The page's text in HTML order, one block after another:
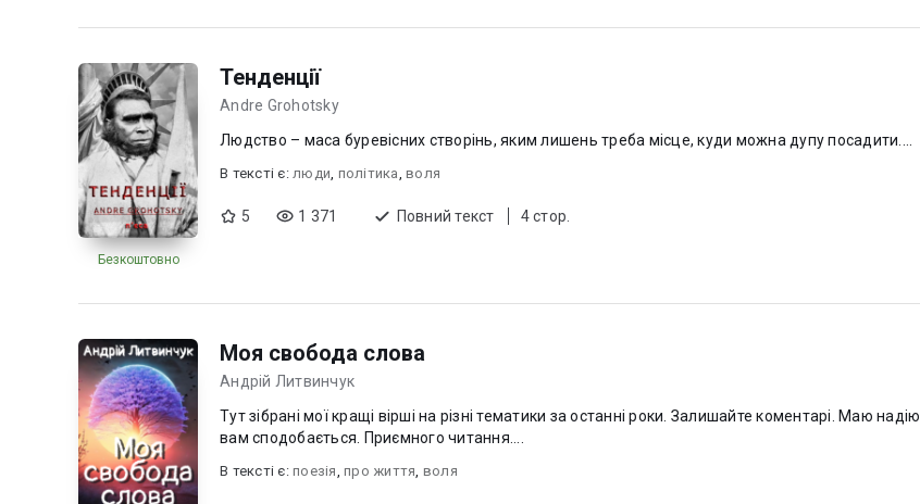
Безкоштовно
Тенденції
Andre Grohotsky
Людство – маса буревісних створінь, яким лишень треба місце, куди можна дупу посадити....
В текcті є: люди, політика, воля
5 1 371 Повний текст 4 стор.
Моя свобода слова
Андрій Литвинчук
Тут зібрані мої кращі вірші на різні тематики за останні роки. Залишайте коментарі. Маю надію
вам сподобається. Приємного читання....
В текcті є: поезiя, про життя, воля